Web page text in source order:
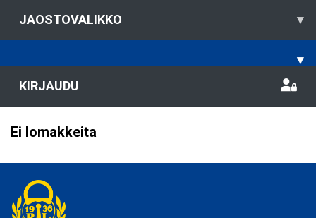
JAOSTOVALIKKO ▾
▾
KIRJAUDU
Ei lomakkeita